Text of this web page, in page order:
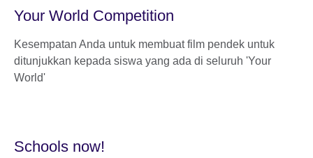
Your World Competition
Kesempatan Anda untuk membuat film pendek untuk
ditunjukkan kepada siswa yang ada di seluruh 'Your
World'
Schools now!